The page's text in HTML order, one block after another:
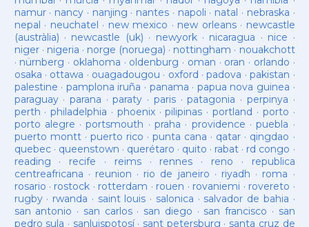
namur· nancy · nanjing · nantes · napoli · natal · nebraska ·
nepal · neuchatel · new mexico · new orleans· newcastle
(austràlia) · newcastle (uk) · newyork· nicaragua · nice ·
niger· nigeria · norge (noruega) · nottingham · nouakchott
· nürnberg · oklahoma · oldenburg · oman · oran · orlando ·
osaka · ottawa · ouagadougou · oxford ·padova ·pakistan ·
palestine · pamplona iruña · panama · papua nova guinea ·
paraguay· parana ·paraty · paris·patagonia · perpinya ·
perth ·philadelphia · phoenix·pilipinas ·portland · porto ·
porto alegre ·portsmouth ·praha · providence ·puebla ·
puerto montt· puerto rico ·punta cana · qatar · qingdao ·
quebec· queenstown · querétaro · quito · rabat · rd congo ·
reading · recife · reims· rennes · reno · republica
centreafricana · reunion · rio de janeiro · riyadh · roma ·
rosario · rostock · rotterdam · rouen · rovaniemi · rovereto ·
rugby· rwanda · saint louis · salonica · salvador de bahia ·
san antonio · san carlos· san diego · san francisco · san
pedro sula · sanluispotosí· sant petersburg · santa cruz de